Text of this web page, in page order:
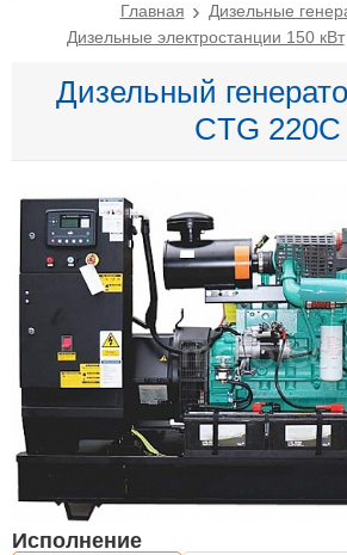
Главная
Дизельные
Дизельные электростанции 150 кВт
Дизельный
CTG 220C
Исполнение